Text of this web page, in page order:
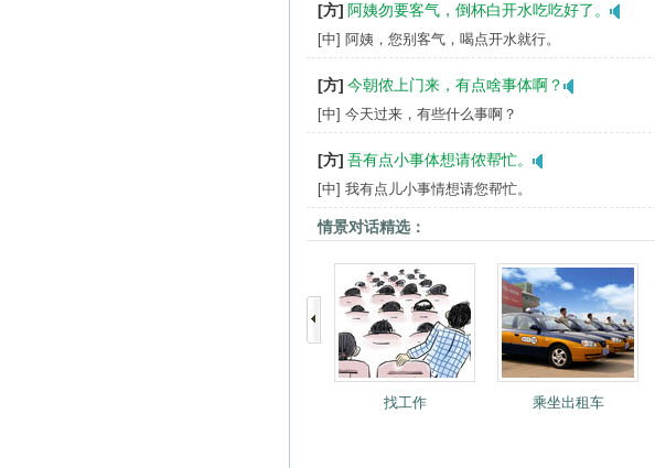
[方] 阿姨勿要客气，倒杯白开水吃吃好了。
[中] 阿姨，您别客气，喝点开水就行。
[方] 今朝侬上门来，有点啥事体啊？
[中] 今天过来，有些什么事啊？
[方] 吾有点小事体想请侬帮忙。
[中] 我有点儿小事情想请您帮忙。
情景对话精选：
找工作 乘坐出租车